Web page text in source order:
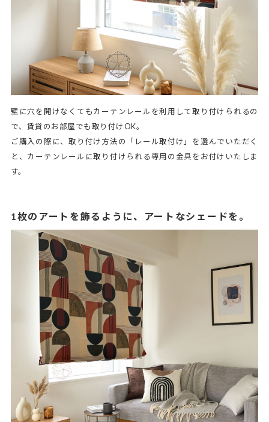
壁に穴を開けなくてもカーテンレールを利用して取り付けられるの
で、賃貸のお部屋でも取り付けOK。
ご購入の際に、取り付け方法の「レール取付け」を選んでいただく
と、カーテンレールに取り付けられる専用の金具をお付けいたしま
す。
1枚のアートを飾るように、アートなシェードを。